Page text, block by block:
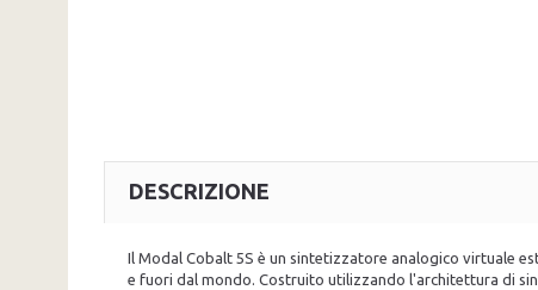
DESCRIZIONE
Il Modal Cobalt 5S è un sintetizzatore analogico virtuale
e fuori dal mondo. Costruito utilizzando l'architettura di